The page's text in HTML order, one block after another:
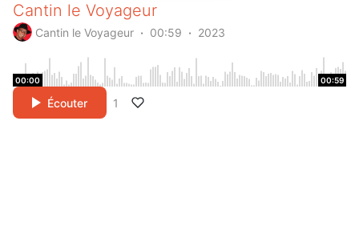
Cantin le Voyageur
Cantin le Voyageur 00:59 2023
00:00 00:59
Écouter 1